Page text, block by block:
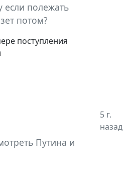
если полежать
потом?
поступления
Путина и
5 г.
назад